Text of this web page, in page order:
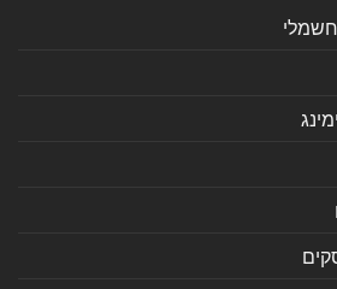
חשמלי